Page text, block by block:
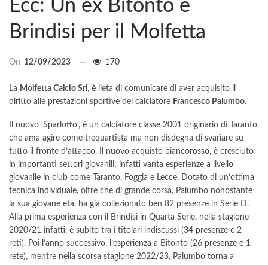
Ecc: Un ex Bitonto e
Brindisi per il Molfetta
On 12/09/2023 170
La Molfetta Calcio Srl , è lieta di comunicare di aver acquisito il
diritto alle prestazioni sportive del calciatore Francesco Palumbo.
Il nuovo ‘Sparlotto’, è un calciatore classe 2001 originario di Taranto,
che ama agire come trequartista ma non disdegna di svariare su
tutto il fronte d’attacco. Il nuovo acquisto biancorosso, è cresciuto
in importanti settori giovanili; infatti vanta esperienze a livello
giovanile in club come Taranto, Foggia e Lecce. Dotato di un’ottima
tecnica individuale, oltre che di grande corsa, Palumbo nonostante
la sua giovane età, ha già collezionato ben 82 presenze in Serie D.
Alla prima esperienza con il Brindisi in Quarta Serie, nella stagione
2020/21 infatti, è subito tra i titolari indiscussi (34 presenze e 2
reti). Poi l’anno successivo, l’esperienza a Bitonto (26 presenze e 1
rete), mentre nella scorsa stagione 2022/23, Palumbo torna a